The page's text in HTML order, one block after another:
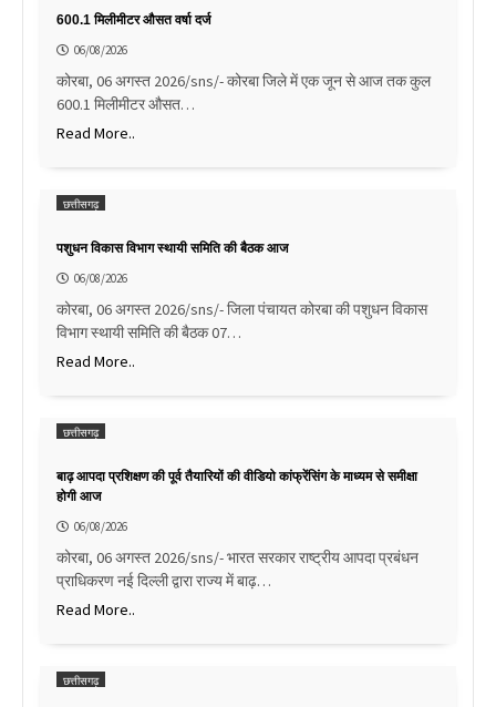
600.1 मिलीमीटर औसत वर्षा दर्ज
06/08/2026
कोरबा, 06 अगस्त 2026/sns/- कोरबा जिले में एक जून से आज तक कुल
600.1 मिलीमीटर औसत…
Read More..
छत्तीसगढ़
पशुधन विकास विभाग स्थायी समिति की बैठक आज
06/08/2026
कोरबा, 06 अगस्त 2026/sns/- जिला पंचायत कोरबा की पशुधन विकास
विभाग स्थायी समिति की बैठक 07…
Read More..
छत्तीसगढ़
बाढ़ आपदा प्रशिक्षण की पूर्व तैयारियों की वीडियो कांफ्रेंसिंग के माध्यम से समीक्षा
होगी आज
06/08/2026
कोरबा, 06 अगस्त 2026/sns/- भारत सरकार राष्ट्रीय आपदा प्रबंधन
प्राधिकरण नई दिल्ली द्वारा राज्य में बाढ़…
Read More..
छत्तीसगढ़